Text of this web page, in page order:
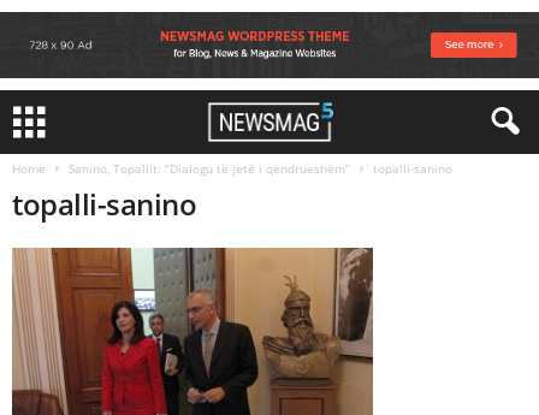
Home Sanino, Topallit: “Dialogu të jetë i qendrueshëm” topalli-sanino
topalli-sanino